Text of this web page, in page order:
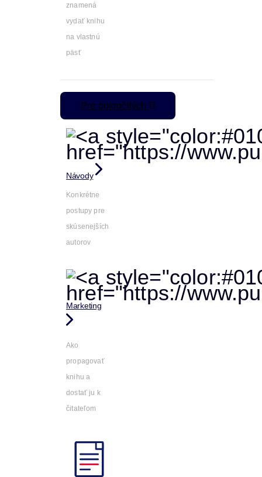
znamená
vydať knihu
na vlastnú
päsť
Pre pokročilých
Návody
Konkrétne
postupy pre
skúsenejších
autorov
Marketing
Ako
propagovať
knihu a
dostať ju k
čitateľom